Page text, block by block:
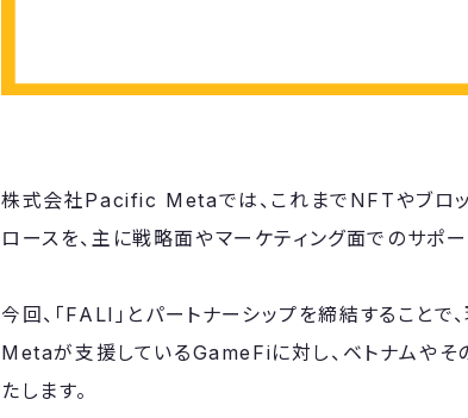
株式会社Pacific Metaでは、これまでNFTやブロッ
ロースを、主に戦略面やマーケティング面でのサポー
今回、「FALI」とパートナーシップを締結すること
Metaが支援しているGameFiに対し、ベトナムや
たします。